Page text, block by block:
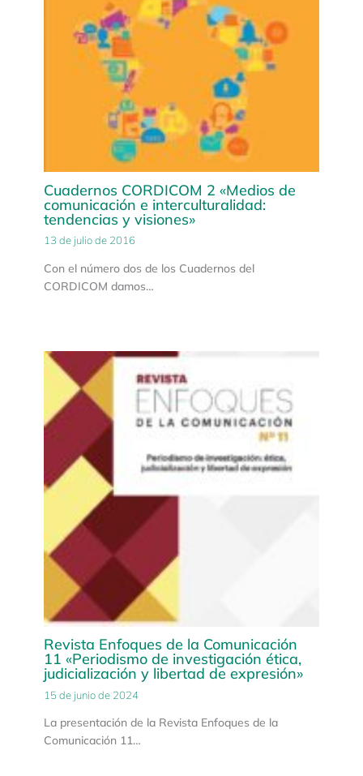
Cuadernos CORDICOM 2 «Medios de
comunicación e interculturalidad:
tendencias y visiones»
13 de julio de 2016
Con el número dos de los Cuadernos del
CORDICOM damos…
Revista Enfoques de la Comunicación
11 «Periodismo de investigación ética,
judicialización y libertad de expresión»
15 de junio de 2024
La presentación de la Revista Enfoques de la
Comunicación 11…